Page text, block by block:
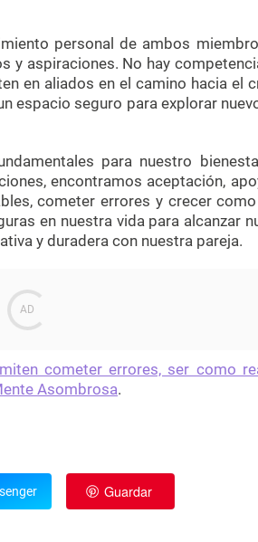
personal de ambos
y aspiraciones. No hay
en aliados en el camino hacia el
espacio seguro para explorar
para nuestro
encontramos aceptación,
cometer errores y crecer
en nuestra vida para alcanzar
y duradera con nuestra pareja.
cometer errores, ser como
Asombrosa.
Guardar